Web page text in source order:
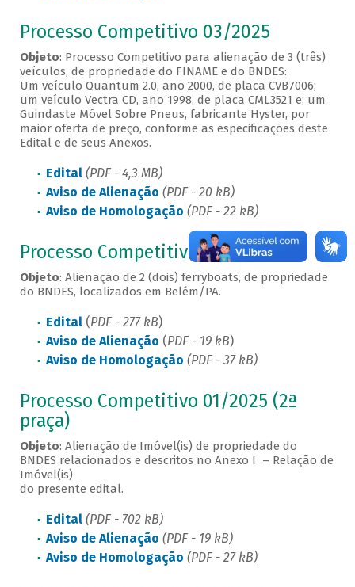
Processo Competitivo 03/2025
Objeto: Processo Competitivo para alienação de 3 (três)
veículos, de propriedade do FINAME e do BNDES:
Um veículo Quantum 2.0, ano 2000, de placa CVB7006;
um veículo Vectra CD, ano 1998, de placa CML3521 e; um
Guindaste Móvel Sobre Pneus, fabricante Hyster, por
maior oferta de preço, conforme as especificações deste
Edital e de seus Anexos.
Edital (PDF - 4,3 MB)
Aviso de Alienação (PDF - 20 kB)
Aviso de Homologação (PDF - 22 kB)
Processo Competitivo 02/2025
Objeto: Alienação de 2 (dois) ferryboats, de propriedade
do BNDES, localizados em Belém/PA.
Edital(PDF - 277 kB)
Aviso de Alienação (PDF - 19 kB)
Aviso de Homologação (PDF - 37 kB)
Processo Competitivo 01/2025 (2ª
praça)
Objeto: Alienação de Imóvel(is) de propriedade do
BNDES relacionados e descritos no Anexo I – Relação de
Imóvel(is)
do presente edital.
Edital (PDF - 702 kB)
Aviso de Alienação (PDF - 19 kB)
Aviso de Homologação (PDF - 27 kB)